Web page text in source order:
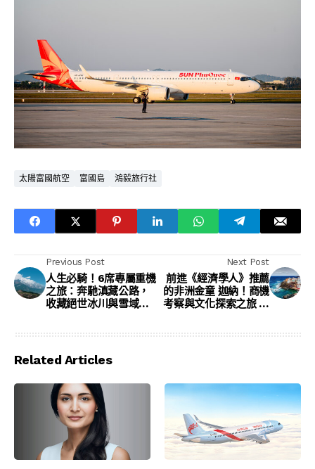
太陽富國航空 富國島 鴻毅旅行社
Previous Post
人生必騎！6席專屬重機
之旅：奔馳滇藏公路，
收藏絕世冰川與雪域奇
Next Post
前進《經濟學人》推薦
的非洲金童 迦納！商機
考察與文化探索之旅 最
Related Articles